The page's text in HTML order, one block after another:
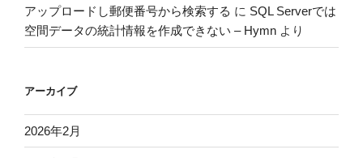
アップロードし郵便番号から検索する に SQL Serverでは
空間データの統計情報を作成できない – Hymn より
アーカイブ
2026年2月